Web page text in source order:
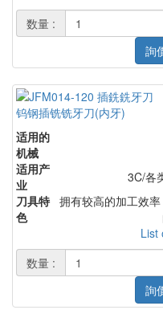
数量 :
詢
钨钢插铣铣牙刀(内牙)
适用的
机械
适用产
业
3C/各
刀具特
色
拥有较高的加工效
List
数量 :
詢